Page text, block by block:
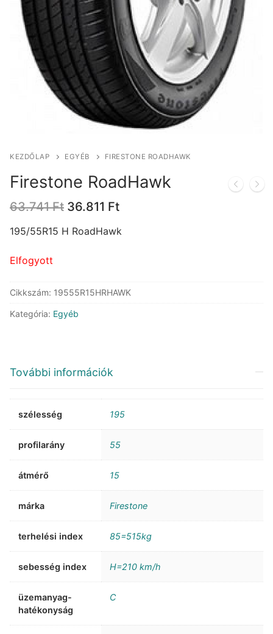
KEZDŐLAP EGYÉB FIRESTONE ROADHAWK
Firestone RoadHawk
63.741Ft Original
was:
36.811 FtCurrent
is:
195/55R15 H RoadHawk
Elfogyott
Cikkszám: 19555R15HRHAWK
Kategória: Egyéb
További információk
szélesség 195
profilarány 55
átmérő 15
márka Firestone
terhelési index 85=515kg
sebesség index H=210 km/h
üzemanyag-
hatékonyság
C